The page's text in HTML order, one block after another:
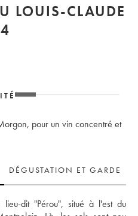
LOUIS-CLAUDE
pour un vin concentré et
DÉGUSTATION ET GARDE
dit "Pérou", situé à l'est du